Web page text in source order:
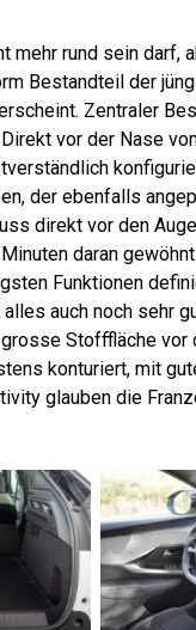
mehr rund sein darf,
Bestandteil der
Zentraler
vor der Nase
der ebenfalls
direkt vor den
daran
Funktionen
auch noch sehr
Stofffläche
konturiert, mit
glauben die